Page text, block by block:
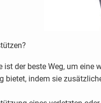
ist der beste Weg, um
bietet, indem sie